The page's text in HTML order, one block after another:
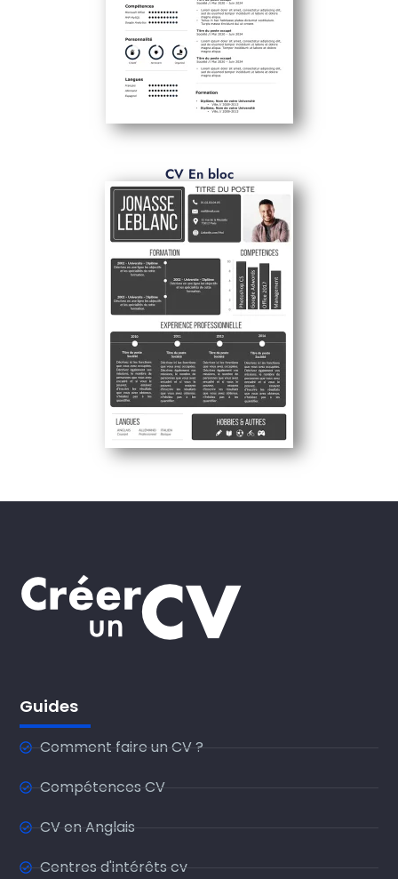
CV En bloc
Guides
Comment faire un CV ?
Compétences CV
CV en Anglais
Centres d'intérêts cv